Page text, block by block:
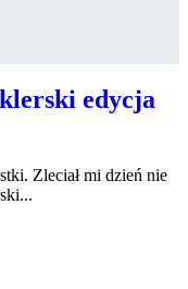
edycja
Zleciał mi dzień nie